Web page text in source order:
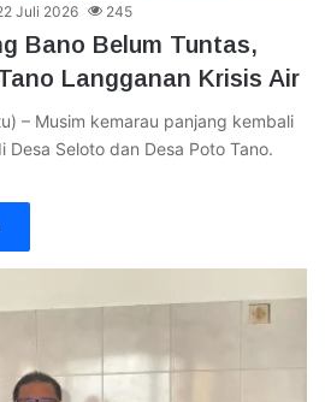
Juli 2026 245
Bano Belum Tuntas,
Langganan Krisis Air
– Musim kemarau panjang kembali
Desa Seloto dan Desa Poto Tano.